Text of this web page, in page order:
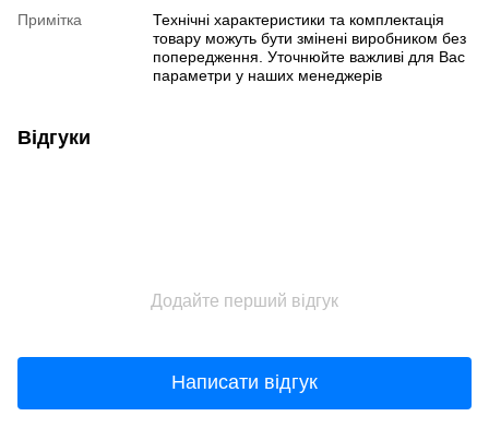
Примітка
Технічні характеристики та комплектація
товару можуть бути змінені виробником без
попередження. Уточнюйте важливі для Вас
параметри у наших менеджерів
Відгуки
Додайте перший відгук
Написати відгук